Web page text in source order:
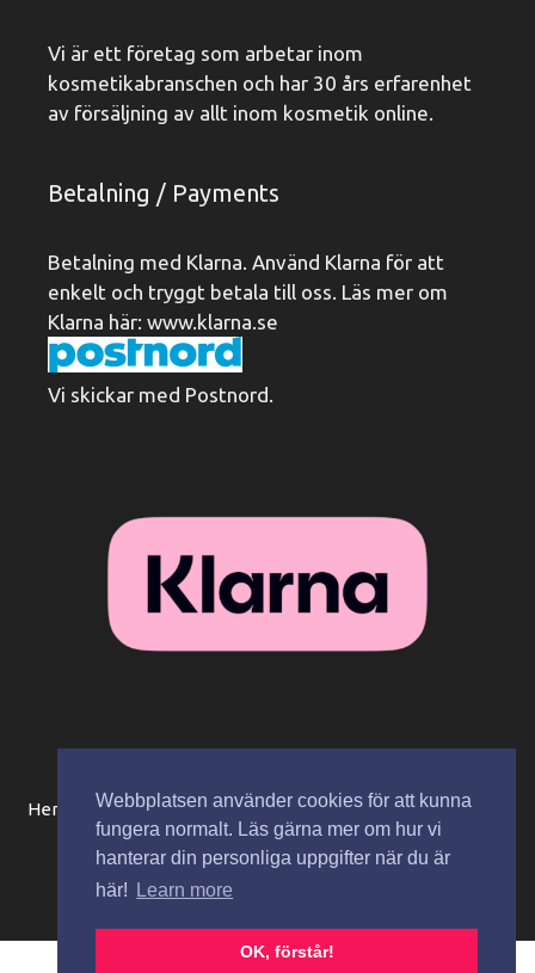
Webbplatsen använder cookies för att kunna
fungera normalt. Läs gärna mer om hur vi
hanterar din personliga uppgifter när du är
här!
Learn more
OK, förstår!
Vi är ett företag som arbetar inom
kosmetikabranschen och har 30 års erfarenhet
av försäljning av allt inom kosmetik online.
Betalning / Payments
Betalning med Klarna. Använd Klarna för att
enkelt och tryggt betala till oss. Läs mer om
Klarna här: www.klarna.se
Vi skickar med Postnord.
Hem Beställningsinformation / köpvillkor
Mitt konto
Integritetspolicy
Spåra paket Kontakta oss
Copyright © 2026 Zaza Cosmetics AB